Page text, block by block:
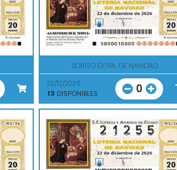
SORTEO EXTRA. DE NAVIDAD
22/12/2026
13 DISPONIBLES 0